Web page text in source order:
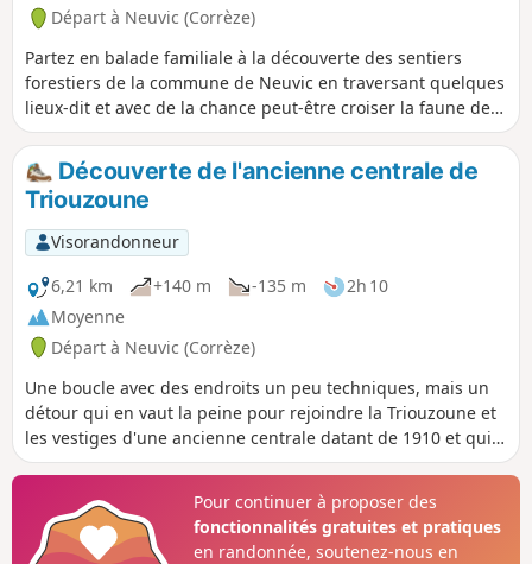
Départ à Neuvic (Corrèze)
Partez en balade familiale à la découverte des sentiers
forestiers de la commune de Neuvic en traversant quelques
lieux-dit et avec de la chance peut-être croiser la faune des
forêts.
Découverte de l'ancienne centrale de
Triouzoune
Visorandonneur
6,21 km
+140 m -135 m
2h 10
Moyenne
Départ à Neuvic (Corrèze)
Une boucle avec des endroits un peu techniques, mais un
détour qui en vaut la peine pour rejoindre la Triouzoune et
les vestiges d'une ancienne centrale datant de 1910 et qui a
laissé sa place à un barrage qui se trouve en amont.
Pour continuer à proposer des
fonctionnalités gratuites et pratiques
en randonnée, soutenez-nous en